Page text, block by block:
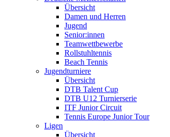
Übersicht
Damen und Herren
Jugend
Senior:innen
Teamwettbewerbe
Rollstuhltennis
Beach Tennis
Jugendturniere
Übersicht
DTB Talent Cup
DTB U12 Turnierserie
ITF Junior Circuit
Tennis Europe Junior Tour
Ligen
Übersicht